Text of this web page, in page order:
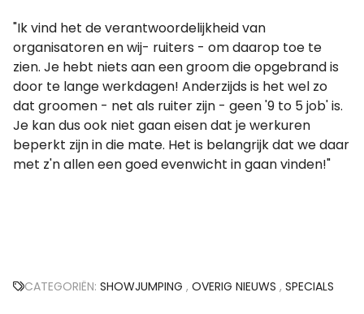
"Ik vind het de verantwoordelijkheid van
organisatoren en wij- ruiters - om daarop toe te
zien. Je hebt niets aan een groom die opgebrand is
door te lange werkdagen! Anderzijds is het wel zo
dat groomen - net als ruiter zijn - geen '9 to 5 job' is.
Je kan dus ook niet gaan eisen dat je werkuren
beperkt zijn in die mate. Het is belangrijk dat we daar
met z'n allen een goed evenwicht in gaan vinden!"
CATEGORIËN: SHOWJUMPING , OVERIG NIEUWS , SPECIALS